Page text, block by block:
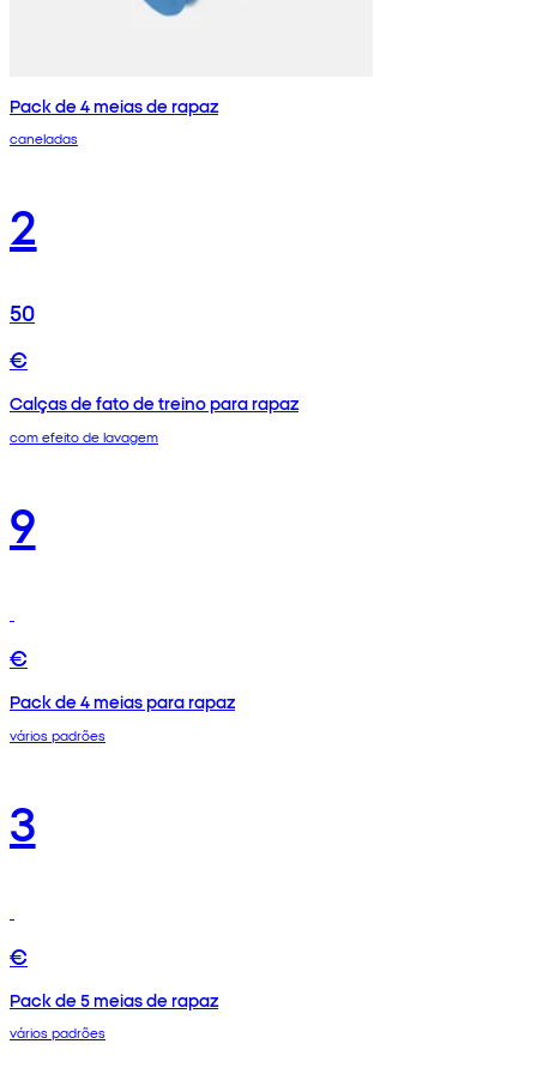
Pack de 4 meias de rapaz
caneladas
2
50
€
Calças de fato de treino para rapaz
com efeito de lavagem
9
€
Pack de 4 meias para rapaz
vários padrões
3
€
Pack de 5 meias de rapaz
vários padrões